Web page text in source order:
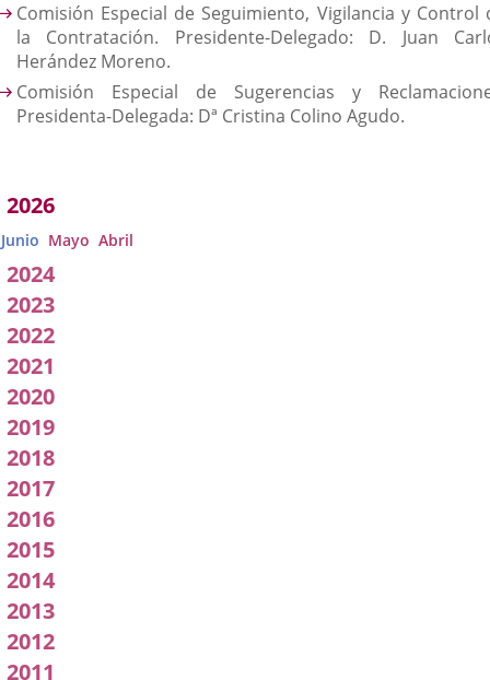
Comisión Especial de Seguimiento, Vigilancia y Control
la Contratación. Presidente-Delegado: D. Juan
Herández Moreno.
Comisión Especial de Sugerencias y
Presidenta-Delegada: Dª Cristina Colino Agudo.
2026
Junio Mayo Abril
2024
2023
2022
2021
2020
2019
2018
2017
2016
2015
2014
2013
2012
2011